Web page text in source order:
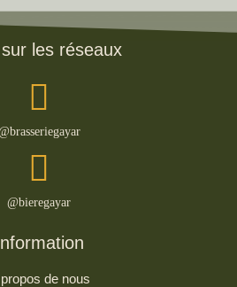
les réseaux
@bieregayar
de nous